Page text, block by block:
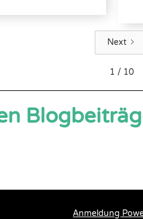
Next
1 / 10
Anmeldung